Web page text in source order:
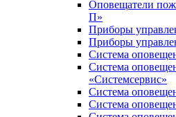
Оповещатели
П»
Приборы
Приборы
Система
Система
«Системсервис»
Система
Система